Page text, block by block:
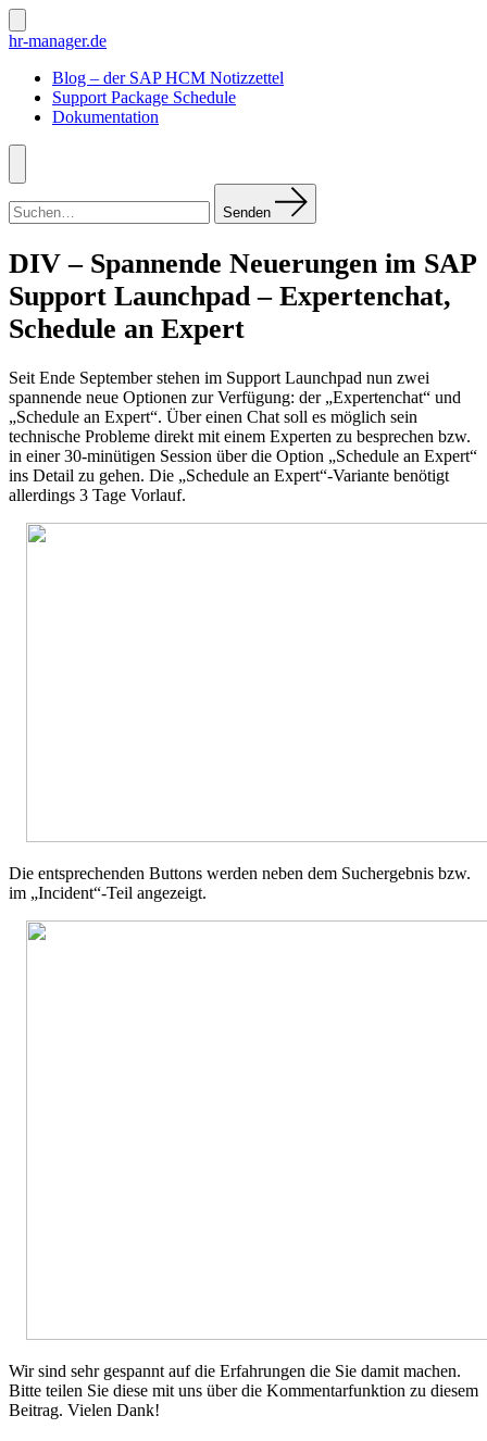
Zum
Inhalt
Suche
ein-/ausblenden
hr-manager.de
Blog – der SAP HCM Notizzettel
Support Package Schedule
Dokumentation
Menü
nach:
Senden
DIV – Spannende Neuerungen im SAP
Support Launchpad – Expertenchat,
Schedule an Expert
Seit Ende September stehen im Support Launchpad nun zwei
spannende neue Optionen zur Verfügung: der „Expertenchat“ und
„Schedule an Expert“. Über einen Chat soll es möglich sein
technische Probleme direkt mit einem Experten zu besprechen bzw.
in einer 30-minütigen Session über die Option „Schedule an Expert“
ins Detail zu gehen. Die „Schedule an Expert“-Variante benötigt
allerdings 3 Tage Vorlauf.
Die entsprechenden Buttons werden neben dem Suchergebnis bzw.
im „Incident“-Teil angezeigt.
Wir sind sehr gespannt auf die Erfahrungen die Sie damit machen.
Bitte teilen Sie diese mit uns über die Kommentarfunktion zu diesem
Beitrag. Vielen Dank!